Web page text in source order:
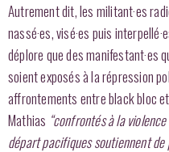
Autrement dit, les militant·es
nassé·es, visé·es puis
déplore que des manifestant·es
soient exposés à la répression
affrontements entre black bloc
Mathias “confrontés à la
départ pacifiques soutiennent